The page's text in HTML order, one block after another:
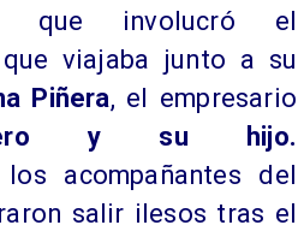
que involucró el
viajaba junto a su
Piñera, el empresario
y su hijo.
los acompañantes del
salir ilesos tras el